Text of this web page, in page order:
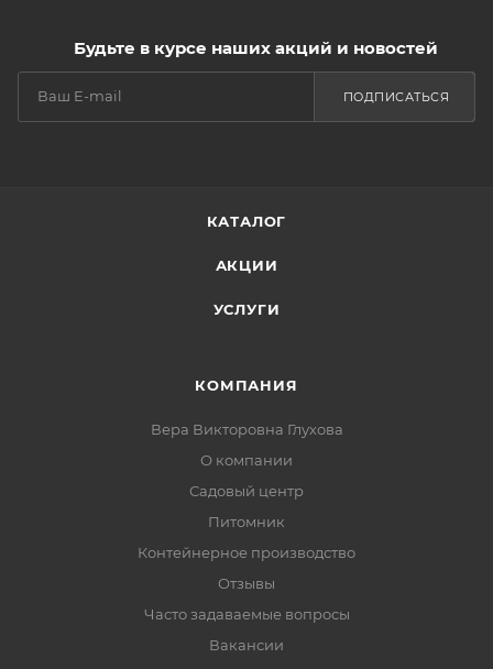
Будьте в курсе наших акций и новостей
ПОДПИСАТЬСЯ
КАТАЛОГ
АКЦИИ
УСЛУГИ
КОМПАНИЯ
Вера Викторовна Глухова
О компании
Садовый центр
Питомник
Контейнерное производство
Отзывы
Часто задаваемые вопросы
Вакансии